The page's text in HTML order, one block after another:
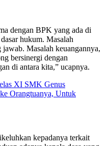
dengan BPK yang ada di
hukum. Masalah
Masalah keuangannya,
bersinergi dengan
di antara kita,” ucapnya.
XI SMK Genus
Orangtuanya, Untuk
kepadanya terkait